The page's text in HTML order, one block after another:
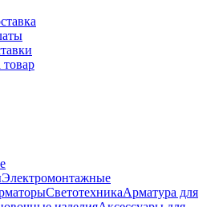
товар
Электромонтажные
СветотехникаАрматура для